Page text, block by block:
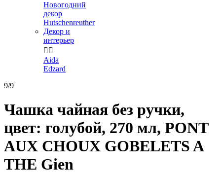
Новогодний
декор
Hutschenreuther
Декор и
интерьер
 
Aida
Edzard
9/9
Чашка чайная без ручки,
цвет: голубой, 270 мл, PONT
AUX CHOUX GOBELETS A
THE Gien